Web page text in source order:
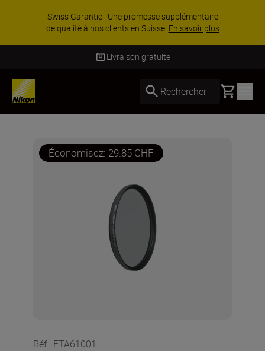
Swiss Garantie | Une promesse supplémentaire
de qualité à nos clients en Suisse. En savoir plus
Livraison gratuite
Rechercher Basket
Économisez: 29.85 CHF
Réf.: FTA61001